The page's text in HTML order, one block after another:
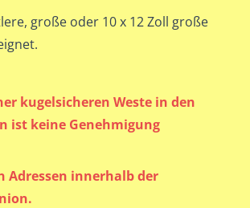
große oder 10 x 12 Zoll große
kugelsicheren Weste in den
ist keine Genehmigung
Adressen innerhalb der